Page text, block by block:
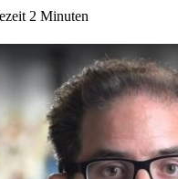
2 Minuten